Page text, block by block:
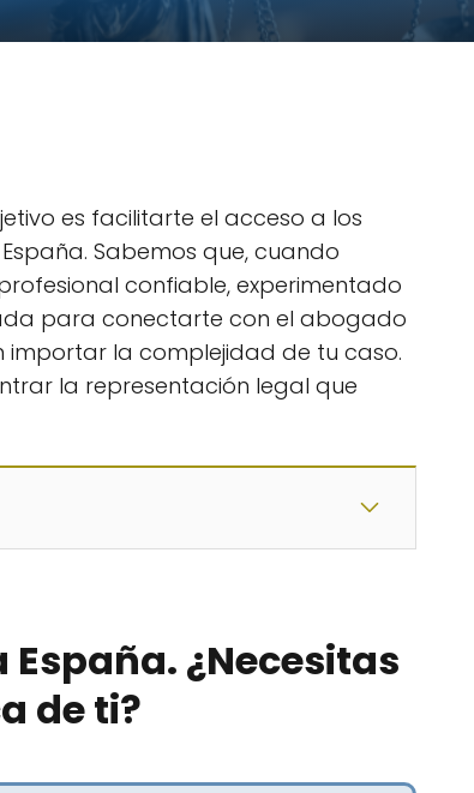
es facilitarte el acceso a los
Sabemos que, cuando
confiable, experimentado
para conectarte con el abogado
importar la complejidad de tu caso.
la representación legal que
¿Necesitas
de ti?​